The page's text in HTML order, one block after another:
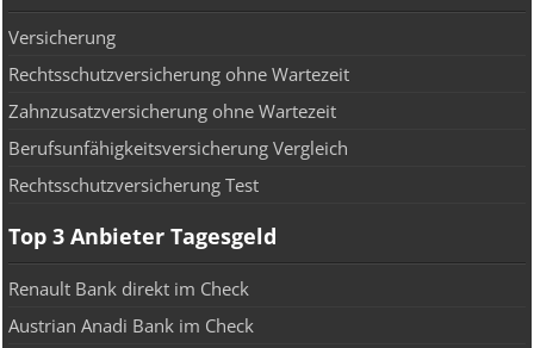
Versicherung
Rechtsschutzversicherung ohne Wartezeit
Zahnzusatzversicherung ohne Wartezeit
Berufsunfähigkeitsversicherung Vergleich
Rechtsschutzversicherung Test
Top 3 Anbieter Tagesgeld
Renault Bank direkt im Check
Austrian Anadi Bank im Check